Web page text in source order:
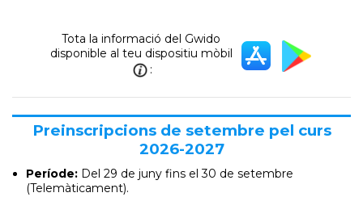
Tota la informació del Gwido
disponible al teu dispositiu mòbil
:
Preinscripcions de setembre pel curs
2026-2027
Període: Del 29 de juny fins el 30 de setembre
(Telemàticament).